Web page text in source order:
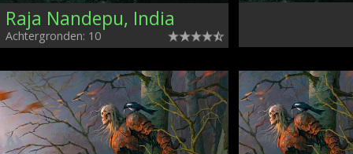
Raja Nandepu, India
Achtergronden: 10